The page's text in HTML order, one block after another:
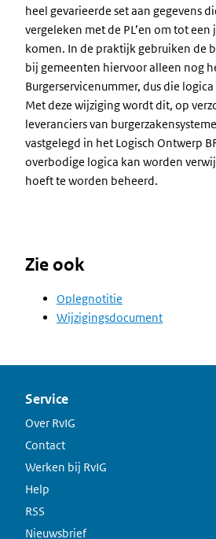
heel gevarieerde set aan gegevens
vergeleken met de PL’en om tot
komen. In de praktijk gebruiken de
bij gemeenten hiervoor alleen nog
Burgerservicenummer, dus die
Met deze wijziging wordt dit, op
leveranciers van
vastgelegd in het Logisch Ontwerp
overbodige logica kan worden
hoeft te worden beheerd.
Zie ook
Oplegnotitie
Wijzigingsdocument
Service
Over RvIG
Contact
Werken bij RvIG
Help
RSS
Nieuwsbrief